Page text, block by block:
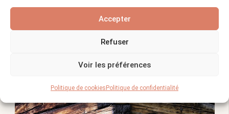
Accepter
Refuser
Voir les préférences
Politique de cookies Politique de confidentialité
Vous pourriez aimer : La Charpente à
Chevrons Porteurs : avantages étonnants à ne